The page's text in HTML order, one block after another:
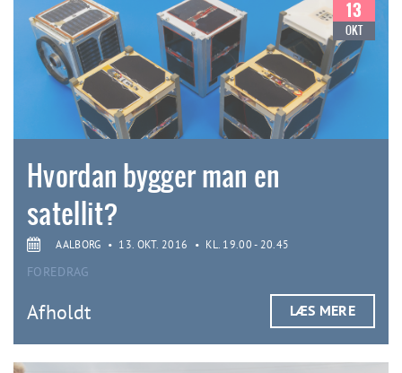
13
OKT
Hvordan bygger man en
satellit?
AALBORG • 13. OKT. 2016 • KL. 19.00 - 20.45
FOREDRAG
Afholdt LÆS MERE